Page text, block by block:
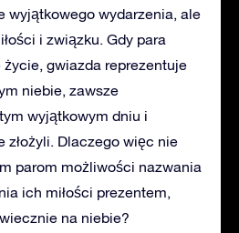
wyjątkowego wydarzenia, ale
i związku. Gdy para
gwiazda reprezentuje
niebie, zawsze
wyjątkowym dniu i
złożyli. Dlaczego więc nie
parom możliwości nazwania
ich miłości prezentem,
na niebie?